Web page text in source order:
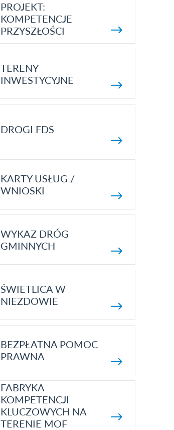
PROJEKT:
KOMPETENCJE
PRZYSZŁOŚCI
TERENY
INWESTYCYJNE
DROGI FDS
KARTY USŁUG /
WNIOSKI
WYKAZ DRÓG
GMINNYCH
ŚWIETLICA W
NIEZDOWIE
BEZPŁATNA POMOC
PRAWNA
FABRYKA
KOMPETENCJI
KLUCZOWYCH NA
TERENIE MOF